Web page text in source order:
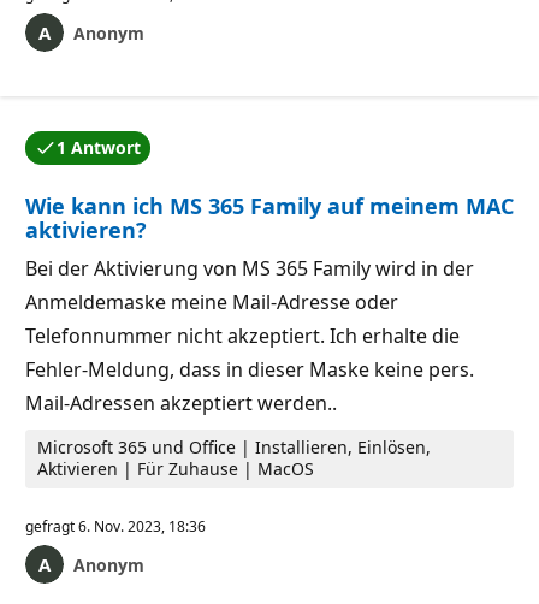
Anonym
1 Antwort
Eine der Antworten wurde vom Autor der Frage
Wie kann ich MS 365 Family auf meinem MAC
aktivieren?
Bei der Aktivierung von MS 365 Family wird in der
Anmeldemaske meine Mail-Adresse oder
Telefonnummer nicht akzeptiert. Ich erhalte die
Fehler-Meldung, dass in dieser Maske keine pers.
Mail-Adressen akzeptiert werden..
Microsoft 365 und Office | Installieren, Einlösen,
Aktivieren | Für Zuhause | MacOS
gefragt6. Nov. 2023, 18:36
Anonym